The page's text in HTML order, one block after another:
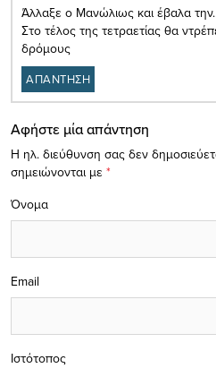
Άλλαξε ο Μανώλιως και έβαλα
Στο τέλος της τετραετίας θα
δρόμους
ΑΠΑΝΤΗΣΗ
Αφήστε μία απάντηση
Η ηλ. διεύθυνση σας δεν
σημειώνονται με *
Όνομα
Email
Ιστότοπος